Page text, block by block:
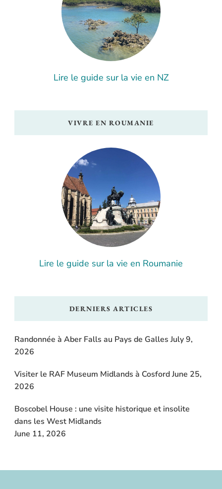
Lire le guide sur la vie en NZ
VIVRE EN ROUMANIE
Lire le guide sur la vie en Roumanie
DERNIERS ARTICLES
Randonnée à Aber Falls au Pays de Galles July 9,
2026
Visiter le RAF Museum Midlands à CosfordJune 25,
2026
Boscobel House : une visite historique et insolite
dans les West Midlands
June 11, 2026